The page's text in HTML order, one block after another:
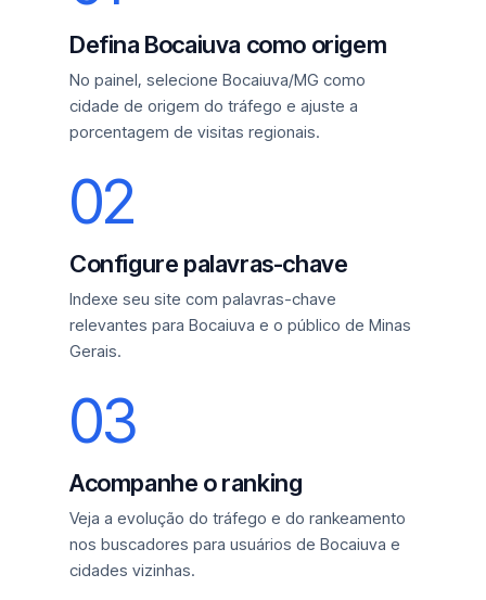
Defina Bocaiuva como origem
No painel, selecione Bocaiuva/MG como
cidade de origem do tráfego e ajuste a
porcentagem de visitas regionais.
02
Configure palavras-chave
Indexe seu site com palavras-chave
relevantes para Bocaiuva e o público de Minas
Gerais.
03
Acompanhe o ranking
Veja a evolução do tráfego e do rankeamento
nos buscadores para usuários de Bocaiuva e
cidades vizinhas.